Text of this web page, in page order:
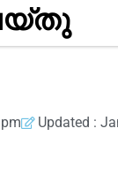
Updated :